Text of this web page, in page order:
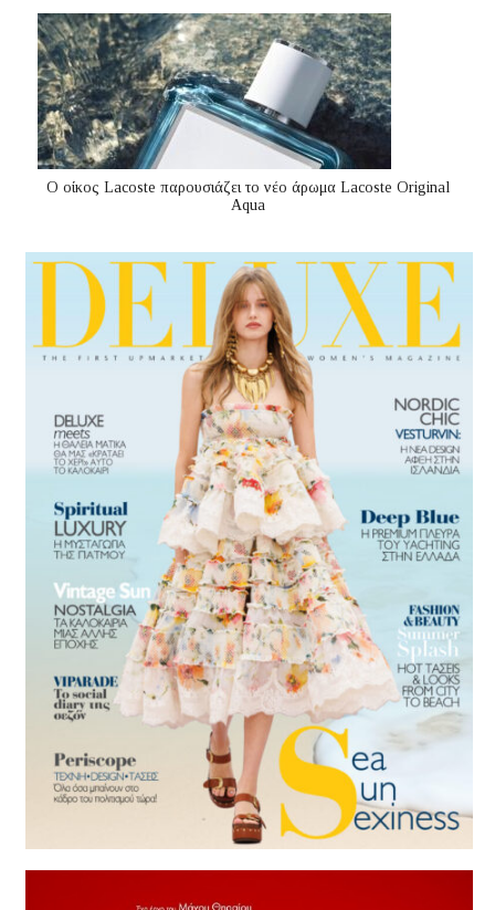
Ο οίκος Lacoste παρουσιάζει το νέο άρωμα Lacoste Original
Aqua